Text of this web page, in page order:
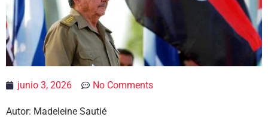
junio 3, 2026 No Comments
Autor: Madeleine Sautié